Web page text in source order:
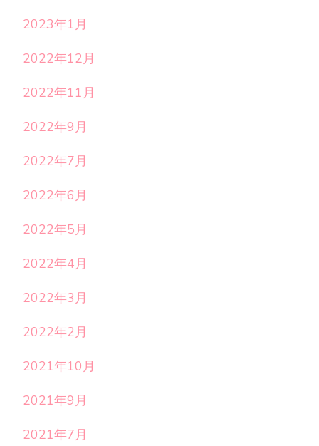
2023年1月
2022年12月
2022年11月
2022年9月
2022年7月
2022年6月
2022年5月
2022年4月
2022年3月
2022年2月
2021年10月
2021年9月
2021年7月